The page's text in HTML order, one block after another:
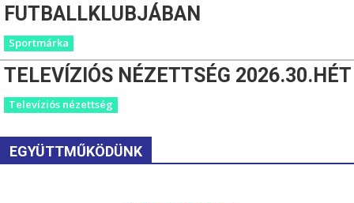
FUTBALLKLUBJÁBAN
Sportmárka
TELEVÍZIÓS NÉZETTSÉG 2026.30.HÉT
Televíziós nézettség
EGYÜTTMŰKÖDÜNK